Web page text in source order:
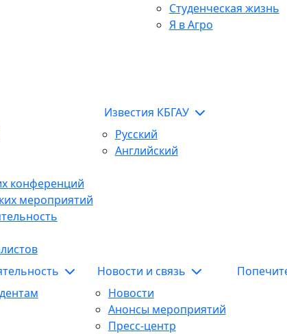
Студенческая жизнь
Я в Агро
конференций
мероприятий
Известия КБГАУ
Русский
Английский
Новости и связь
Новости
Анонсы мероприятий
Пресс-центр